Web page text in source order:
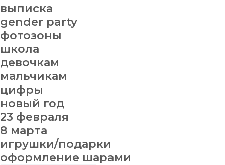
выписка
gender party
фотозоны
школа
девочкам
мальчикам
цифры
новый год
23 февраля
8 марта
игрушки/подарки
оформление шарами